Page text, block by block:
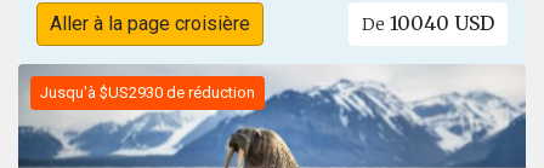
Aller à la page croisière De 10040 USD
Jusqu'à $US2930 de réduction